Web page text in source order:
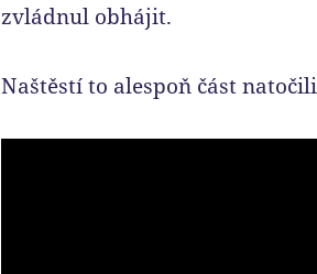
zvládnul obhájit.
Naštěstí to alespoň část